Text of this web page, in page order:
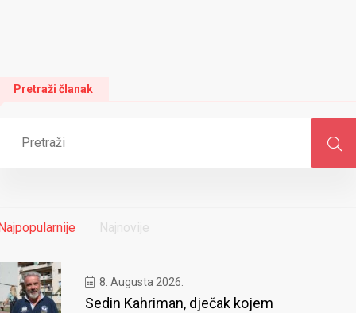
Pretraži članak
Najnovije
8. Augusta 2026.
Sedin Kahriman, dječak kojem